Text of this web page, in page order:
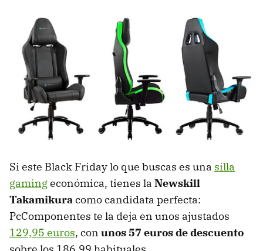
Si este Black Friday lo que buscas es una silla
gamingeconómica, tienes la Newskill
Takamikuracomo candidata perfecta:
PcComponentes te la deja en unos ajustados
129,95 euros, con unos 57 euros de descuento